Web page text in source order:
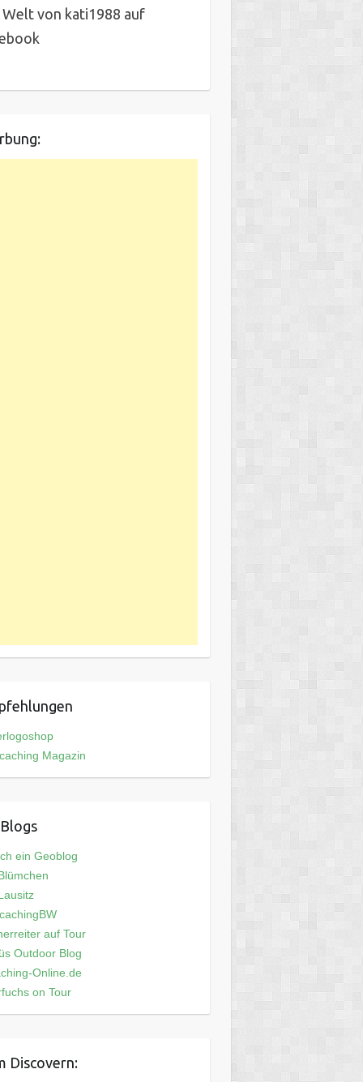
Welt von kati1988 auf
Magazin
ein Geoblog
auf Tour
Outdoor Blog
Online.de
on Tour
Discovern: